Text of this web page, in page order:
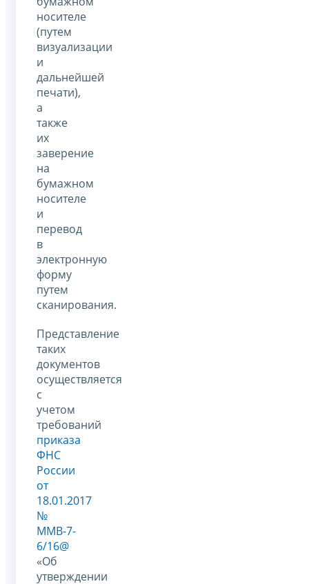
носителе
(путем
визуализации
и
дальнейшей
печати),
а
также
их
заверение
на
бумажном
носителе
и
перевод
в
электронную
форму
путем
сканирования.
Представление
таких
документов
осуществляется
с
учетом
требований
приказа
ФНС
России
от
18.01.2017
№
ММВ-7-
6/16@
«Об
утверждении